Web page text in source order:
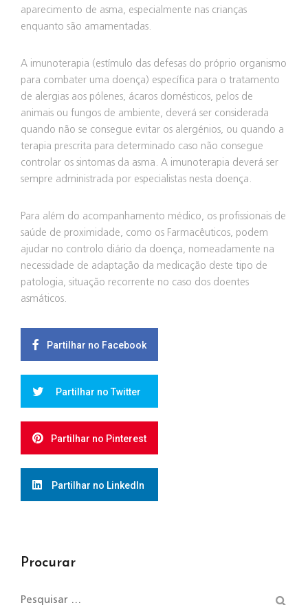
aparecimento de asma, especialmente nas crianças
enquanto são amamentadas.
A imunoterapia (estímulo das defesas do próprio organismo
para combater uma doença) específica para o tratamento
de alergias aos pólenes, ácaros domésticos, pelos de
animais ou fungos de ambiente, deverá ser considerada
quando não se consegue evitar os alergénios, ou quando a
terapia prescrita para determinado caso não consegue
controlar os sintomas da asma. A imunoterapia deverá ser
sempre administrada por especialistas nesta doença.
Para além do acompanhamento médico, os profissionais de
saúde de proximidade, como os Farmacêuticos, podem
ajudar no controlo diário da doença, nomeadamente na
necessidade de adaptação da medicação deste tipo de
patologia, situação recorrente no caso dos doentes
asmáticos.
Partilhar no Facebook
Partilhar no Twitter
Partilhar no Pinterest
Partilhar no LinkedIn
Procurar